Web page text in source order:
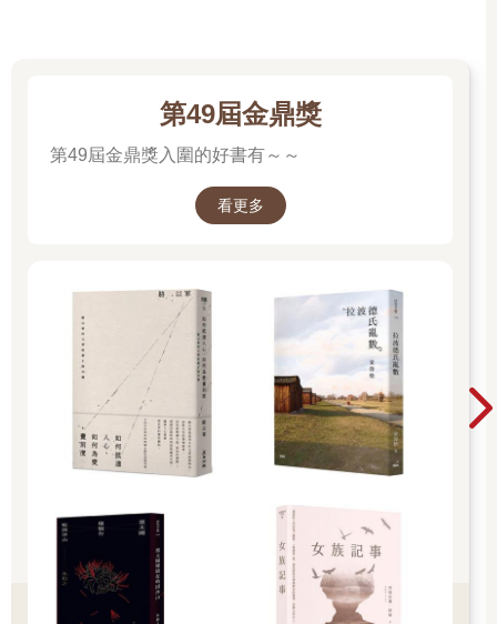
第49屆金鼎獎
第49屆金鼎獎入圍的好書有～～
看更多